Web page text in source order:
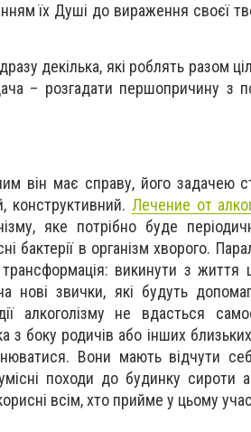
їх Душі до вираження своєї
декілька, які роблять разом
– розгадати першопричину з
він має справу, його задачею
конструктивний. Лечение от
яке потрібно буде
бактерії в організм хворого.
викинути з життя
нові звички, які будуть
алкоголізму не вдасться
з боку родичів або інших
Вони мають відчути
походи до будинку сироти
всім, хто прийме у цьому